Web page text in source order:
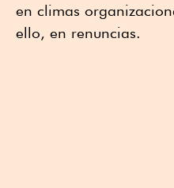
en climas
ello, en renuncias.